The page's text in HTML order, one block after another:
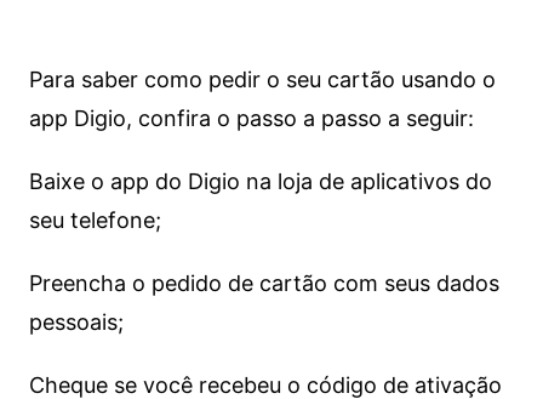
Para saber como pedir o seu cartão usando o
app Digio, confira o passo a passo a seguir:
Baixe o app do Digio na loja de aplicativos do
seu telefone;
Preencha o pedido de cartão com seus dados
pessoais;
Cheque se você recebeu o código de ativação